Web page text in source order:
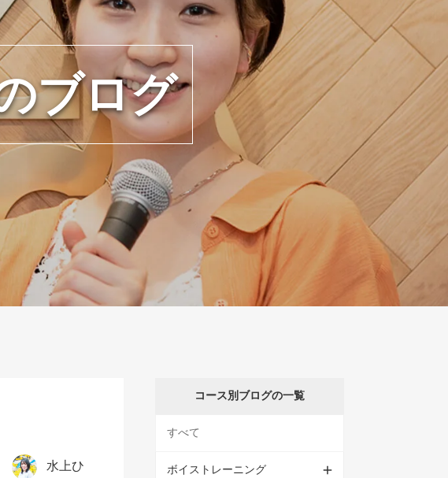
ブログ
水上ひ
コース別ブログの一覧
すべて
ボイストレーニング